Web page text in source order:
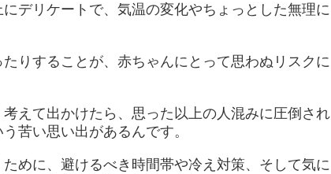
デリケートで、気温の変化やちょっとした無理に
りすることが、赤ちゃんにとって思わぬリスクに
えて出かけたら、思った以上の人混みに圧倒され
苦い思い出があるんです。
めに、避けるべき時間帯や冷え対策、そして気に